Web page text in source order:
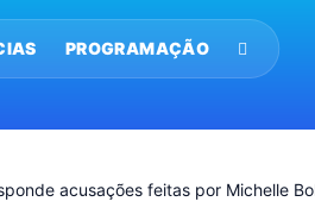
PROGRAMAÇÃO